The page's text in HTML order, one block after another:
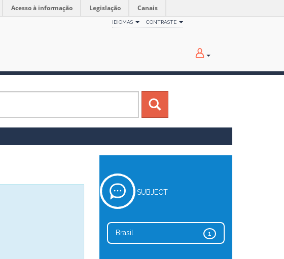
Acesso à informação Legislação Canais
IDIOMAS CONTRASTE
SUBJECT
1
Brasil